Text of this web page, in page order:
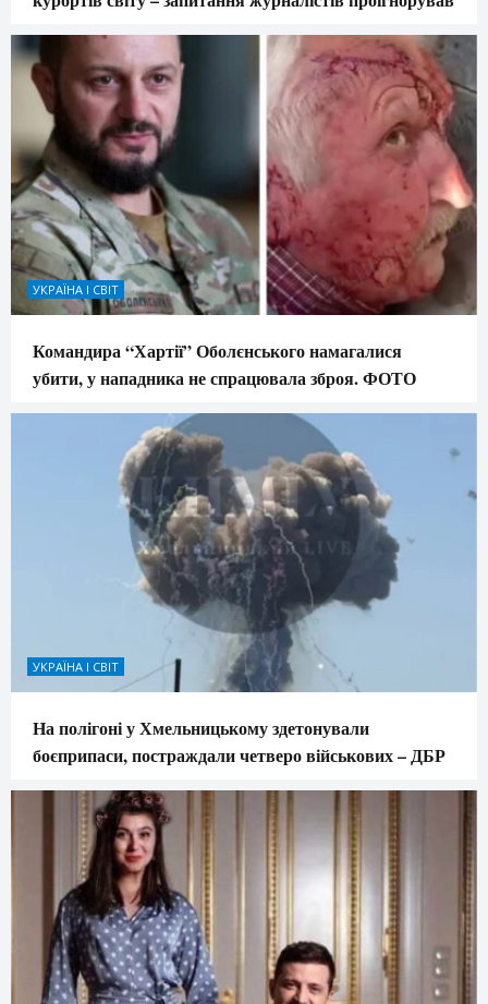
УКРАЇНА І СВІТ
Командира “Хартії” Оболєнського намагалися
убити, у нападника не спрацювала зброя. ФОТО
УКРАЇНА І СВІТ
На полігоні у Хмельницькому здетонували
боєприпаси, постраждали четверо військових – ДБР